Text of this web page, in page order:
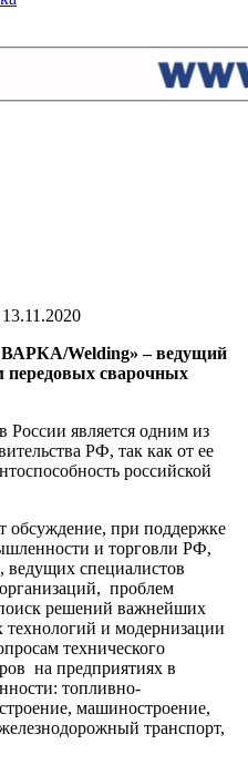
Welding» – ведущий
передовых сварочных
России является одним из
РФ, так как от ее
российской
обсуждение, при поддержке
и торговли РФ,
ведущих специалистов
проблем
решений важнейших
и модернизации
технического
на предприятиях в
топливно-
машиностроение,
транспорт,